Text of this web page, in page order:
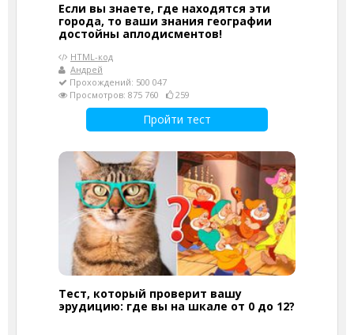
Если вы знаете, где находятся эти
города, то ваши знания географии
достойны аплодисментов!
HTML-код
Андрей
Прохождений: 500 047
Просмотров: 875 760
259
Пройти тест
Тест, который проверит вашу
эрудицию: где вы на шкале от 0 до 12?